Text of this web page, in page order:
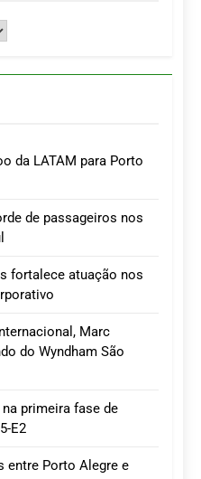
da LATAM para Porto
de passageiros nos
fortalece atuação nos
Marc
do Wyndham São
primeira fase de
E2
entre Porto Alegre e